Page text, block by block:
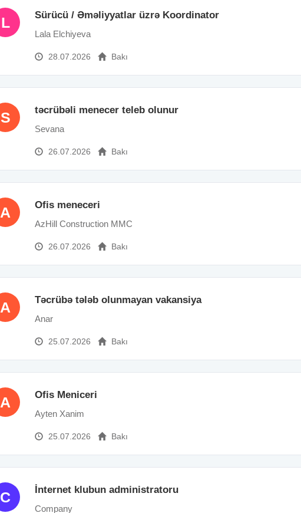
L Sürücü / Əməliyyatlar üzrə Koordinator
Lala Elchiyeva
28.07.2026 Bakı
S təcrübəli menecer teleb olunur
Sevana
26.07.2026 Bakı
A Ofis meneceri
AzHill Construction MMC
26.07.2026 Bakı
A Təcrübə tələb olunmayan vakansiya
Anar
25.07.2026 Bakı
A Ofis Meniceri
Ayten Xanim
25.07.2026 Bakı
C İnternet klubun administratoru
Company